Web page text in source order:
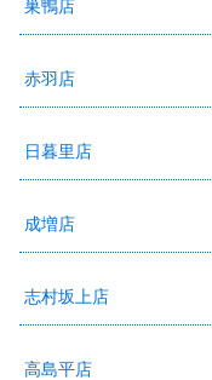
巣鴨店
赤羽店
日暮里店
成増店
志村坂上店
高島平店